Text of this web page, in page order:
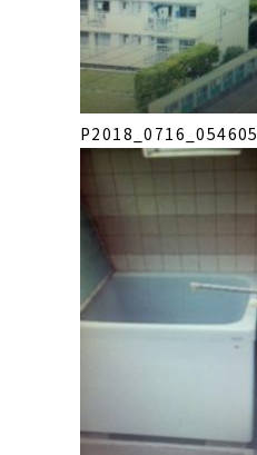
P2018_0716_054605